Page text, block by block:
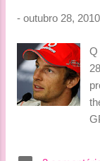
- outubro 28, 2010
Q